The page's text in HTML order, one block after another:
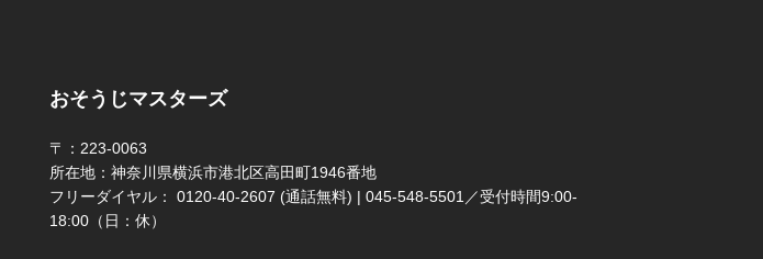
おそうじマスターズ
〒：223-0063
所在地：神奈川県横浜市港北区高田町1946番地
フリーダイヤル： 0120-40-2607 (通話無料) | 045-548-5501／受付時間9:00-
18:00（日：休）